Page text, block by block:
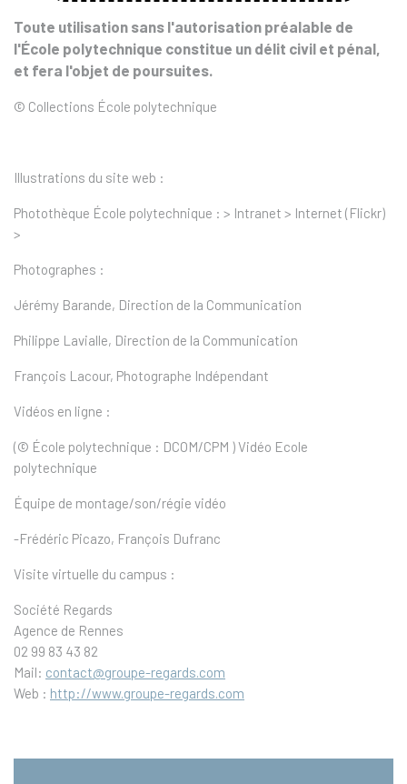
Toute utilisation sans l'autorisation préalable de
l'École polytechnique constitue un délit civil et pénal,
et fera l'objet de poursuites.
© Collections École polytechnique
Illustrations du site web :
Photothèque École polytechnique : > Intranet > Internet (Flickr)
>
Photographes :
Jérémy Barande, Direction de la Communication
Philippe Lavialle, Direction de la Communication
François Lacour, Photographe Indépendant
Vidéos en ligne :
(© École polytechnique : DCOM/CPM ) Vidéo Ecole
polytechnique
Équipe de montage/son/régie vidéo
-Frédéric Picazo, François Dufranc
Visite virtuelle du campus :
Société Regards
Agence de Rennes
02 99 83 43 82
Mail: contact@groupe-regards.com
Web : http://www.groupe-regards.com